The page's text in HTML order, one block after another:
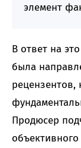
элемент
В ответ на
была
рецензентов,
Продюсер